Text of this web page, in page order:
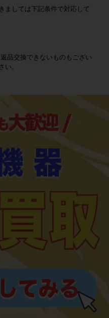
ましては下記条件で対応して
品交換できないものもござい
い。